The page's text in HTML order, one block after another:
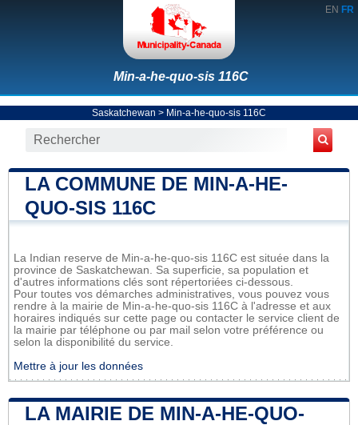
EN FR
Min-a-he-quo-sis 116C
Saskatchewan > Min-a-he-quo-sis 116C
LA COMMUNE DE MIN-A-HE-
QUO-SIS 116C
La Indian reserve de Min-a-he-quo-sis 116C est située dans la
province de Saskatchewan. Sa superficie, sa population et
d'autres informations clés sont répertoriées ci-dessous.
Pour toutes vos démarches administratives, vous pouvez vous
rendre à la mairie de Min-a-he-quo-sis 116C à l'adresse et aux
horaires indiqués sur cette page ou contacter le service client de
la mairie par téléphone ou par mail selon votre préférence ou
selon la disponibilité du service.
Mettre à jour les données
LA MAIRIE DE MIN-A-HE-QUO-